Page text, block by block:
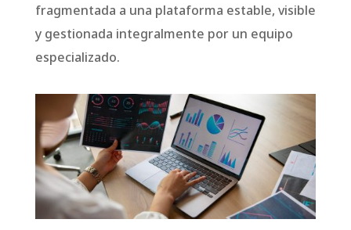
fragmentada a una plataforma estable, visible
y gestionada integralmente por un equipo
especializado.